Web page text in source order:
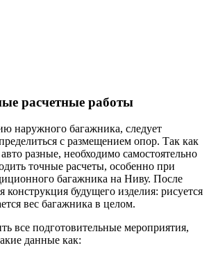
расчетные работы
наружного багажника, следует
с размещением опор. Так как
разные, необходимо самостоятельно
точные расчеты, особенно при
багажника на Ниву. После
конструкция будущего изделия: рисуется
вес багажника в целом.
все подготовительные мероприятия,
данные как: